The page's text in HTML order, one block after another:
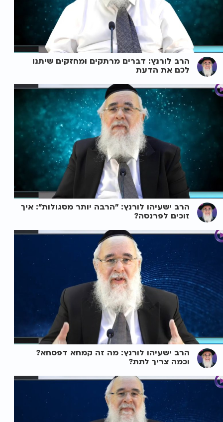
הרב לורנץ: דברים מרתקים ומחזקים שיתנו
לכם את הדעת
הרב ישעיהו לורנץ: "הרבה יותר מסגולות": איך
זוכים לפרנסה?
הרב ישעיהו לורנץ: מה זה קמחא דפסחא?
וכמה צריך לתת?